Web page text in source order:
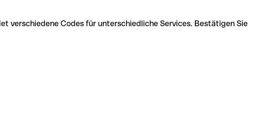
verschiedene Codes für unterschiedliche Services. Bestätigen Sie